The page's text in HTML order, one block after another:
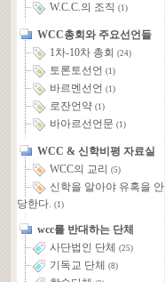
W.C.C.의 조직 (1)
WCC총회와 주요선언들
1차-10차 총회 (24)
토론토선언 (1)
바르멘선언 (1)
로잔언약 (1)
바아르선언문 (1)
WCC & 신학비평 자료실
WCC의 교리
(5)
신학을 알아야 유혹을 안
당한다. (1)
wcc를 반대하는 단체
사단법인 단체
(25)
기독교 단체 (8)